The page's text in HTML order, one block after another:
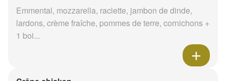
Emmental, mozzarella, raclette, jambon de dinde,
lardons, crème fraîche, pommes de terre, cornichons +
1 boi...